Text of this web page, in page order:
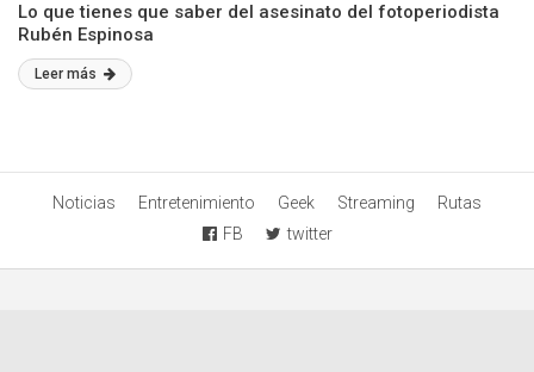
Lo que tienes que saber del asesinato del fotoperiodista
Rubén Espinosa
Leer más
Noticias Entretenimiento Geek Streaming
Rutas
FB
twitter